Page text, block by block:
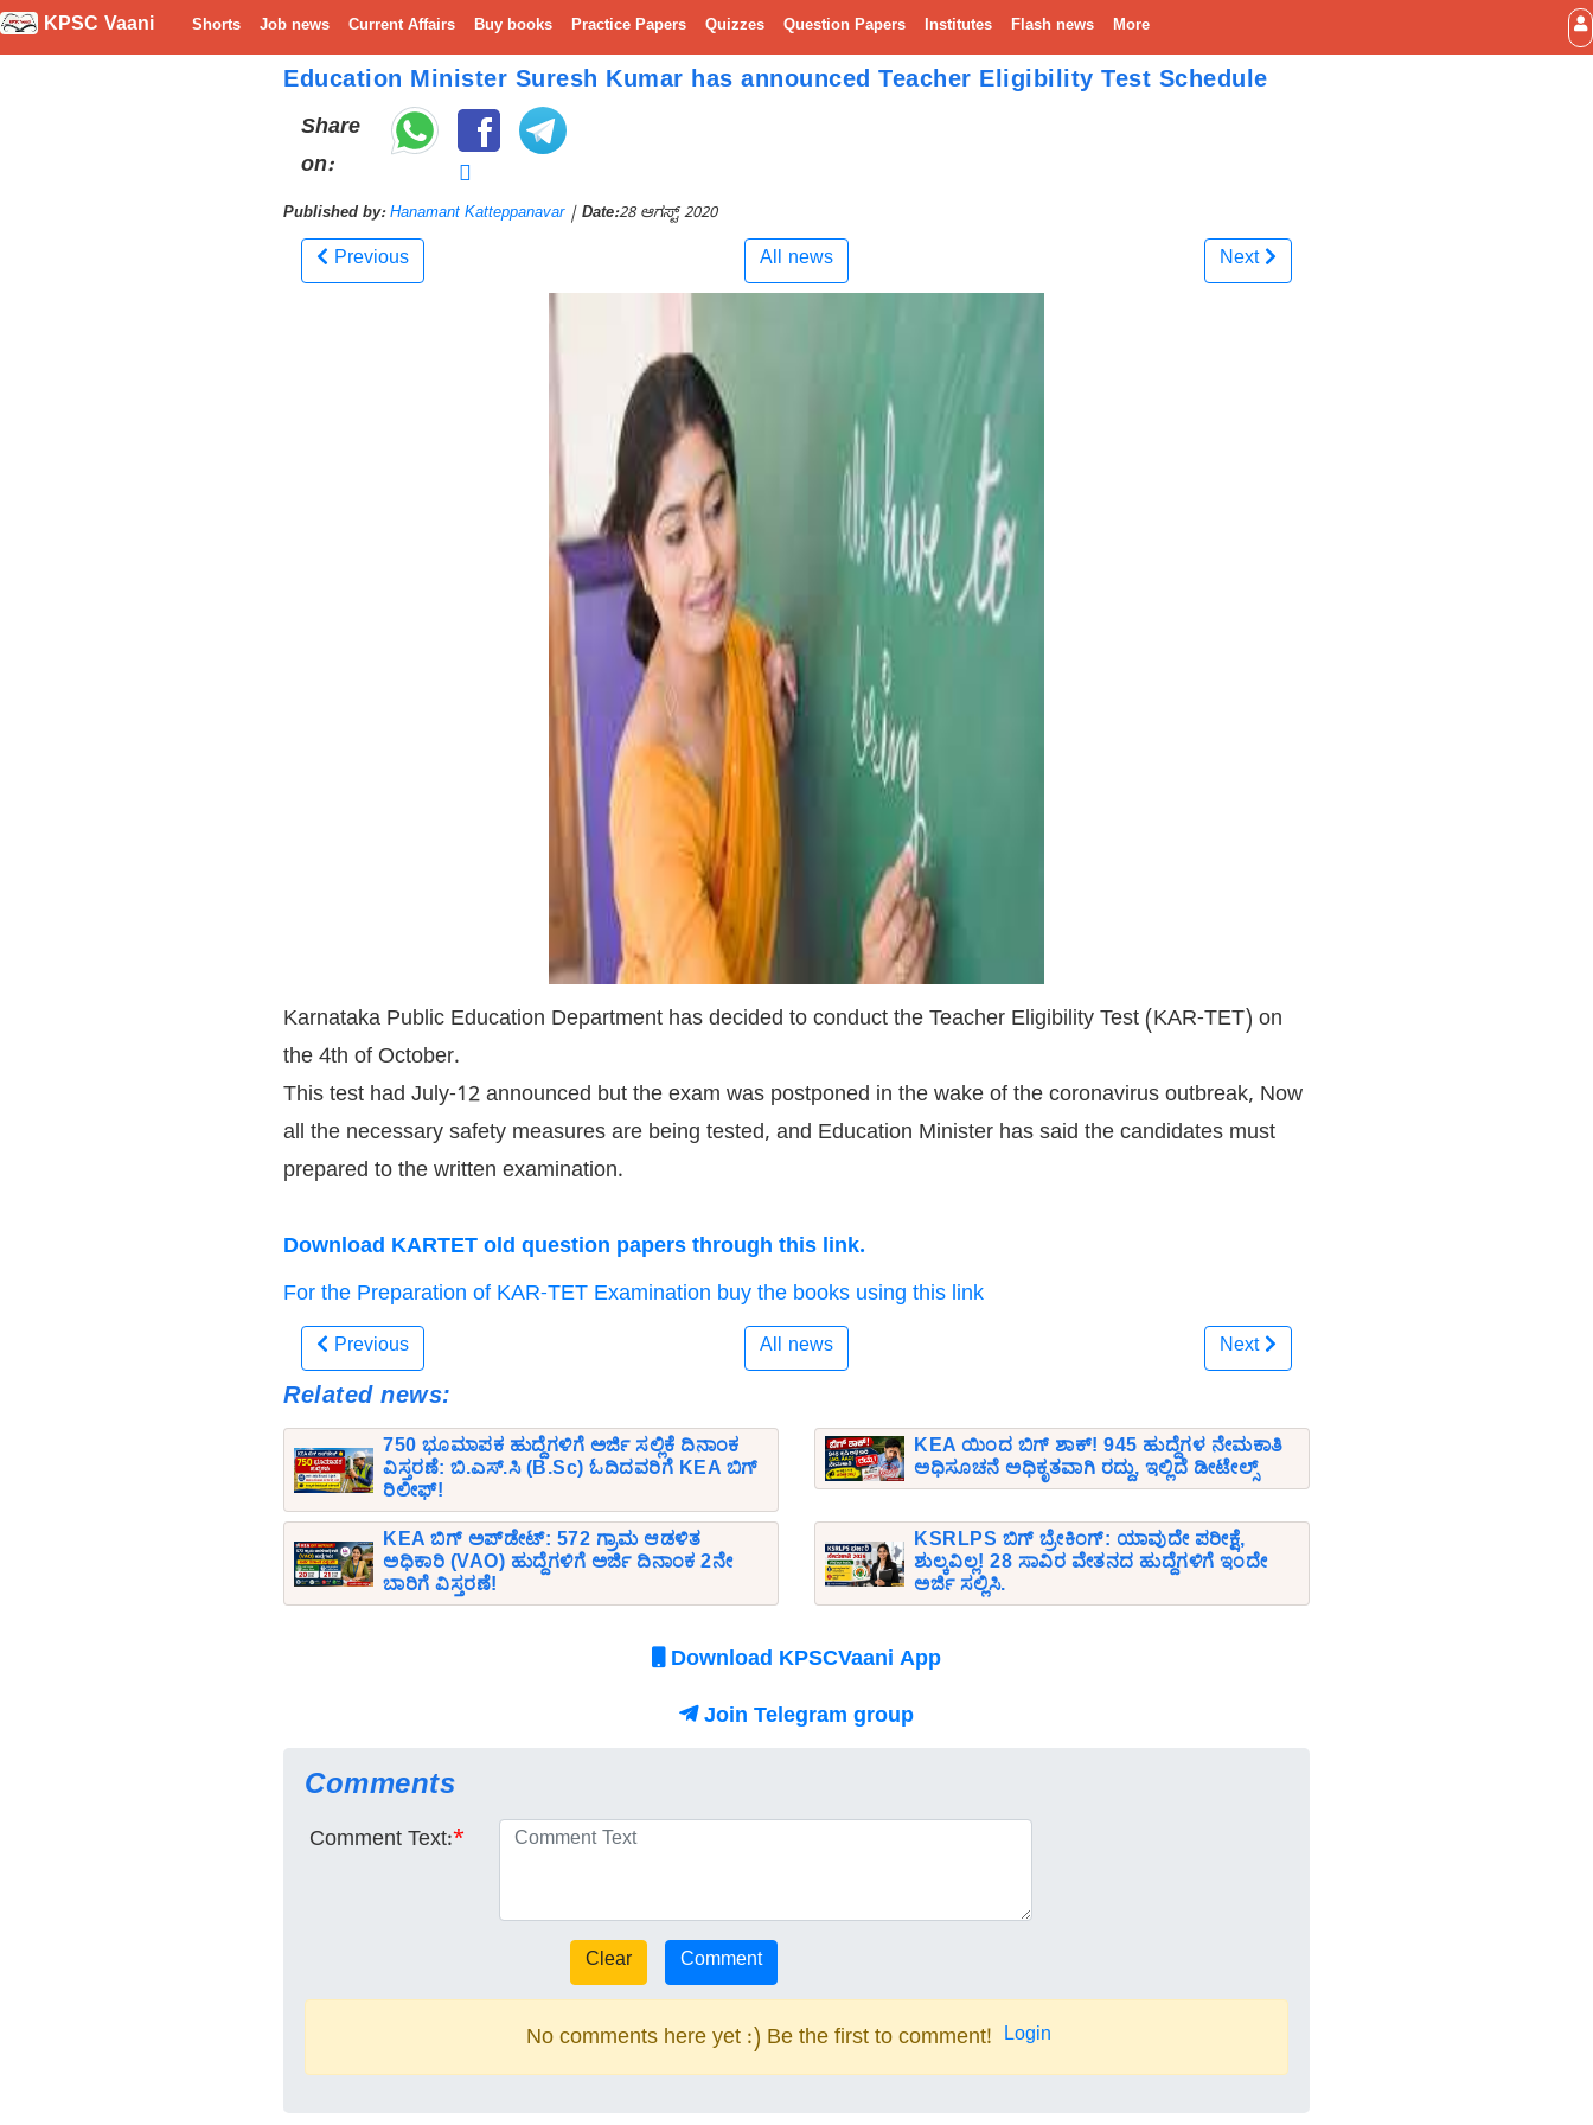
KPSC Vaani Shorts Job news Current Affairs Buy books Practice Papers Quizzes Question Papers Institutes Flash news More
Education Minister Suresh Kumar has announced Teacher Eligibility Test Schedule
Share
on:
Published by: Hanamant Katteppanavar | Date:28 ಆಗಸ್ಟ್ 2020
Previous All news Next
Karnataka Public Education Department has decided to conduct the Teacher Eligibility Test (KAR-TET) on
the 4th of October.
This test had July-12 announced but the exam was postponed in the wake of the coronavirus outbreak, Now
all the necessary safety measures are being tested, and Education Minister has said the candidates must
prepared to the written examination.
Download KARTET old question papers through this link.
For the Preparation of KAR-TET Examination buy the books using this link
Previous All news
Next
Related news:
750 ಭೂಮಾಪಕ ಹುದ್ದೆಗಳಿಗೆ ಅರ್ಜಿ ಸಲ್ಲಿಕೆ ದಿನಾಂಕ
ವಿಸ್ತರಣೆ: ಬಿ.ಎಸ್.ಸಿ (B.Sc) ಓದಿದವರಿಗೆ KEA ಬಿಗ್
ರಿಲೀಫ್!
KEA ಯಿಂದ ಬಿಗ್ ಶಾಕ್! 945 ಹುದ್ದೆಗಳ ನೇಮಕಾತಿ
ಅಧಿಸೂಚನೆ ಅಧಿಕೃತವಾಗಿ ರದ್ದು, ಇಲ್ಲಿದೆ ಡೀಟೇಲ್ಸ್
KEA ಬಿಗ್ ಅಪ್‌ಡೇಟ್: 572 ಗ್ರಾಮ ಆಡಳಿತ
ಅಧಿಕಾರಿ (VAO) ಹುದ್ದೆಗಳಿಗೆ ಅರ್ಜಿ ದಿನಾಂಕ 2ನೇ
ಬಾರಿಗೆ ವಿಸ್ತರಣೆ!
KSRLPS ಬಿಗ್ ಬ್ರೇಕಿಂಗ್: ಯಾವುದೇ ಪರೀಕ್ಷೆ,
ಶುಲ್ಕವಿಲ್ಲ! 28 ಸಾವಿರ ವೇತನದ ಹುದ್ದೆಗಳಿಗೆ ಇಂದೇ
ಅರ್ಜಿ ಸಲ್ಲಿಸಿ.
Download KPSCVaani App
Join Telegram group
Comments
Comment Text:*
No comments here yet :) Be the first to comment! Login